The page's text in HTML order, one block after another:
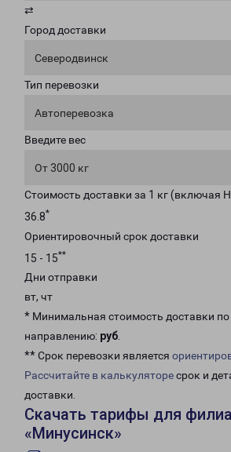
⇄
Город доставки
Северодвинск
Тип перевозки
Автоперевозка
Введите вес
От 3000 кг
Стоимость доставки за 1 кг (включая
36.8*
Ориентировочный срок доставки
15 - 15**
Дни отправки
вт, чт
* Минимальная стоимость доставки
направлению: руб.
** Срок перевозки является
Рассчитайте в калькуляторесрок и
доставки.
Скачать тарифы для
«Минусинск»